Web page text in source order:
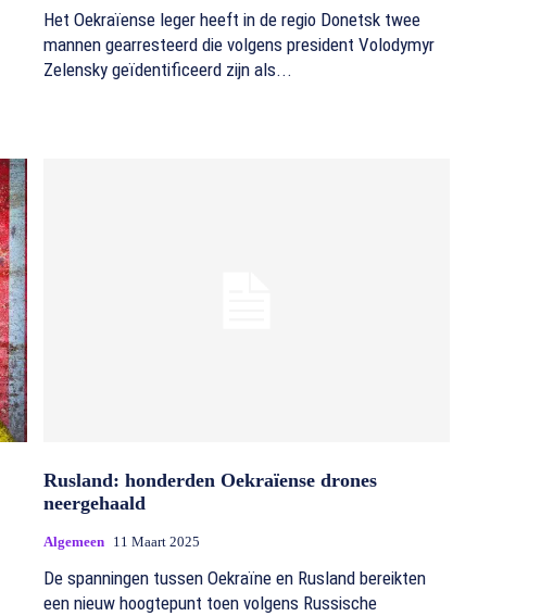
Het Oekraïense leger heeft in de regio Donetsk twee
mannen gearresteerd die volgens president Volodymyr
Zelensky geïdentificeerd zijn als...
Rusland: honderden Oekraïense drones
neergehaald
Algemeen 11 Maart 2025
De spanningen tussen Oekraïne en Rusland bereikten
een nieuw hoogtepunt toen volgens Russische